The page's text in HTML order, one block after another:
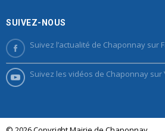
SUIVEZ-NOUS
Suivez l’actualité de Chaponnay sur
Suivez les vidéos de Chaponnay sur